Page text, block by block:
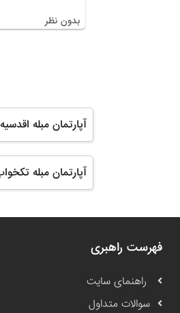
بدون نظر
آپارتمان مبله
آپارتمان مبله
فهرست راهبری
راهنمای سایت
سوالات متداول